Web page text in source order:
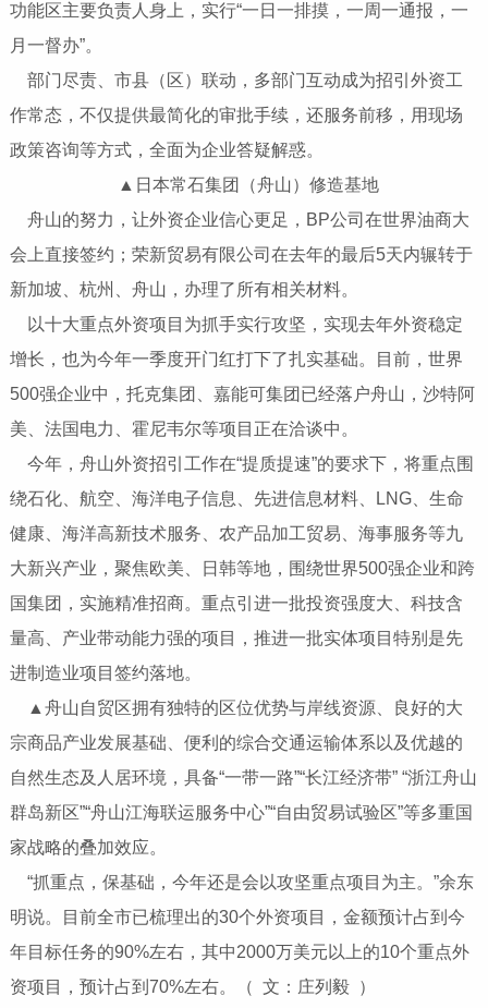
功能区主要负责人身上，实行“一日一排摸，一周一通报，一
月一督办”。
部门尽责、市县（区）联动，多部门互动成为招引外资工
作常态，不仅提供最简化的审批手续，还服务前移，用现场
政策咨询等方式，全面为企业答疑解惑。
▲日本常石集团（舟山）修造基地
舟山的努力，让外资企业信心更足，BP公司在世界油商大
会上直接签约；荣新贸易有限公司在去年的最后5天内辗转于
新加坡、杭州、舟山，办理了所有相关材料。
以十大重点外资项目为抓手实行攻坚，实现去年外资稳定
增长，也为今年一季度开门红打下了扎实基础。目前，世界
500强企业中，托克集团、嘉能可集团已经落户舟山，沙特阿
美、法国电力、霍尼韦尔等项目正在洽谈中。
今年，舟山外资招引工作在“提质提速”的要求下，将重点围
绕石化、航空、海洋电子信息、先进信息材料、LNG、生命
健康、海洋高新技术服务、农产品加工贸易、海事服务等九
大新兴产业，聚焦欧美、日韩等地，围绕世界500强企业和跨
国集团，实施精准招商。重点引进一批投资强度大、科技含
量高、产业带动能力强的项目，推进一批实体项目特别是先
进制造业项目签约落地。
▲舟山自贸区拥有独特的区位优势与岸线资源、良好的大
宗商品产业发展基础、便利的综合交通运输体系以及优越的
自然生态及人居环境，具备“一带一路”“长江经济带” “浙江舟山
群岛新区”“舟山江海联运服务中心”“自由贸易试验区”等多重国
家战略的叠加效应。
“抓重点，保基础，今年还是会以攻坚重点项目为主。”余东
明说。目前全市已梳理出的30个外资项目，金额预计占到今
年目标任务的90%左右，其中2000万美元以上的10个重点外
资项目，预计占到70%左右。（ 文：庄列毅 ）